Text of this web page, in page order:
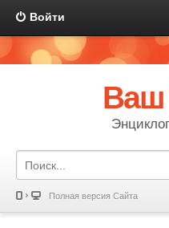
Войти
Ваш
Полная версия Сайта